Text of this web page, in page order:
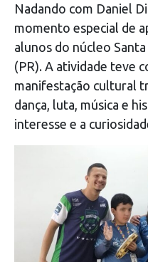
Nadando com Daniel
momento especial de
alunos do núcleo
(PR). A atividade teve
manifestação cultural
dança, luta, música e
interesse e a